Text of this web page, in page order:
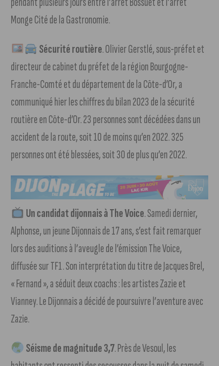
Monge Cité de la Gastronomie.
Sécurité routière. Olivier Gerstlé, sous-préfet et
directeur de cabinet du préfet de la région Bourgogne-
Franche-Comté et du département de la Côte-d’Or, a
communiqué hier les chiffres du bilan 2023 de la sécurité
routière en Côte-d’Or. 23 personnes sont décédées dans un
accident de la route, soit 10 de moins qu’en 2022. 325
personnes ont été blessées, soit 30 de plus qu’en 2022.
Un candidat dijonnais à The Voice. Samedi dernier,
Alphonse, un jeune Dijonnais de 17 ans, s’est fait remarquer
lors des auditions à l’aveugle de l’émission The Voice,
diffusée sur TF1. Son interprétation du titre de Jacques Brel,
« Fernand », a séduit deux coachs : les artistes Zazie et
Vianney. Le Dijonnais a décidé de poursuivre l’aventure avec
Zazie.
Séisme de magnitude 3,7. Près de Vesoul, les